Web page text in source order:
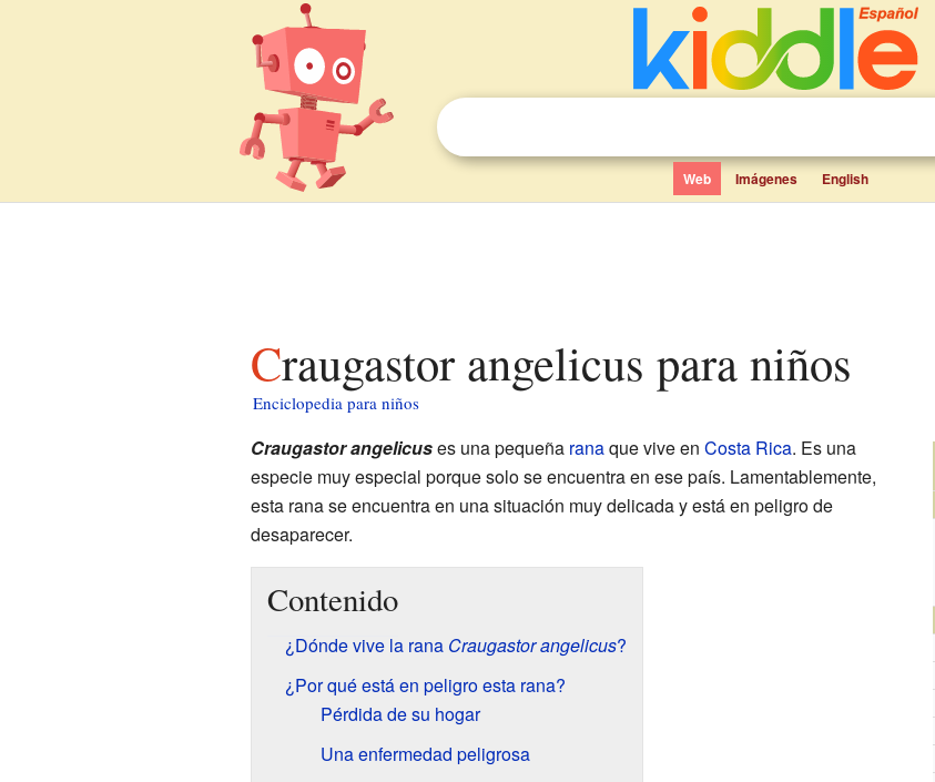
Web Imágenes English
Craugastor angelicus para niños
Enciclopedia para niños
Craugastor angelicuses una pequeña ranaque vive en Costa Rica. Es una
especie muy especial porque solo se encuentra en ese país. Lamentablemente,
esta rana se encuentra en una situación muy delicada y está en peligro de
desaparecer.
Contenido
¿Dónde vive la rana Craugastor angelicus?
¿Por qué está en peligro esta rana?
Pérdida de su hogar
Una enfermedad peligrosa